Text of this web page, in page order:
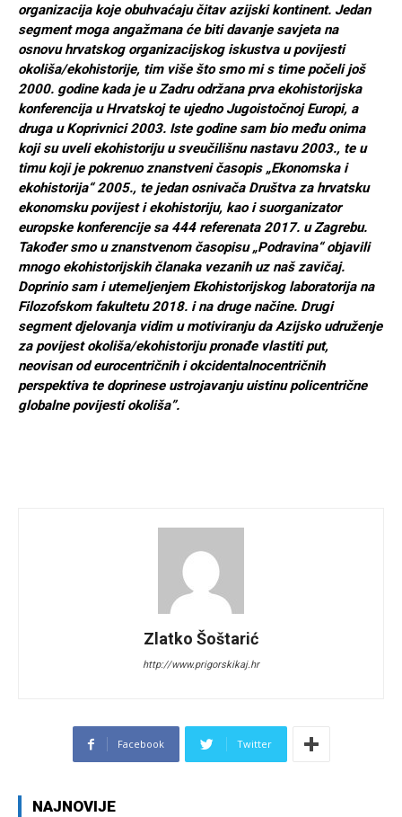
organizacija koje obuhvaćaju čitav azijski kontinent. Jedan
segment moga angažmana će biti davanje savjeta na
osnovu hrvatskog organizacijskog iskustva u povijesti
okoliša/ekohistorije, tim više što smo mi s time počeli još
2000. godine kada je u Zadru održana prva ekohistorijska
konferencija u Hrvatskoj te ujedno Jugoistočnoj Europi, a
druga u Koprivnici 2003. Iste godine sam bio među onima
koji su uveli ekohistoriju u sveučilišnu nastavu 2003., te u
timu koji je pokrenuo znanstveni časopis „Ekonomska i
ekohistorija“ 2005., te jedan osnivača Društva za hrvatsku
ekonomsku povijest i ekohistoriju, kao i suorganizator
europske konferencije sa 444 referenata 2017. u Zagrebu.
Također smo u znanstvenom časopisu „Podravina“ objavili
mnogo ekohistorijskih članaka vezanih uz naš zavičaj.
Doprinio sam i utemeljenjem Ekohistorijskog laboratorija na
Filozofskom fakultetu 2018. i na druge načine. Drugi
segment djelovanja vidim u motiviranju da Azijsko udruženje
za povijest okoliša/ekohistoriju pronađe vlastiti put,
neovisan od eurocentričnih i okcidentalnocentričnih
perspektiva te doprinese ustrojavanju uistinu policentrične
globalne povijesti okoliša”.
Zlatko Šoštarić
http://www.prigorskikaj.hr
Facebook Twitter
NAJNOVIJE